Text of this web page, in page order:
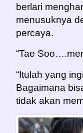
berlari
menusuknya
percaya.
“Tae
“Itulah yang
Bagaimana
tidak akan